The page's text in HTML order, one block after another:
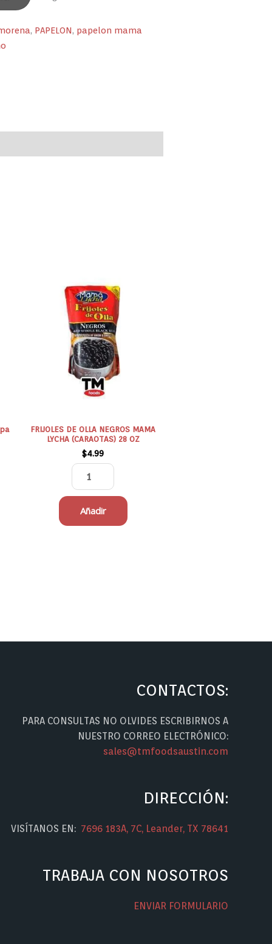
, PAPELON, papelon mama
FRIJOLES DE OLLA NEGROS MAMA
LYCHA (CARAOTAS) 28 OZ
$4.99
DE
OLLA
NEGROS
MAMA
LYCHA
(CARAOTAS)
28
OZ
Añadir
CONTACTOS:
PARA CONSULTAS NO OLVIDES ESCRIBIRNOS A
NUESTRO CORREO ELECTRÓNICO:
sales@tmfoodsaustin.com
DIRECCIÓN:
VISÍTANOS EN: 7696 183A, 7C, Leander, TX 78641
TRABAJA CON NOSOTROS
ENVIAR FORMULARIO